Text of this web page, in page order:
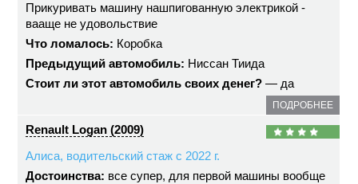
Прикуривать машину нашпигованную электрикой -
вааще не удовольствие
Что ломалось: Коробка
Предыдущий автомобиль: Ниссан Тиида
Стоит ли этот автомобиль своих денег? — да
ПОДРОБНЕЕ
Renault Logan (2009)
Алиса, водительский стаж с 2022 г.
Достоинства: все супер, для первой машины вообще